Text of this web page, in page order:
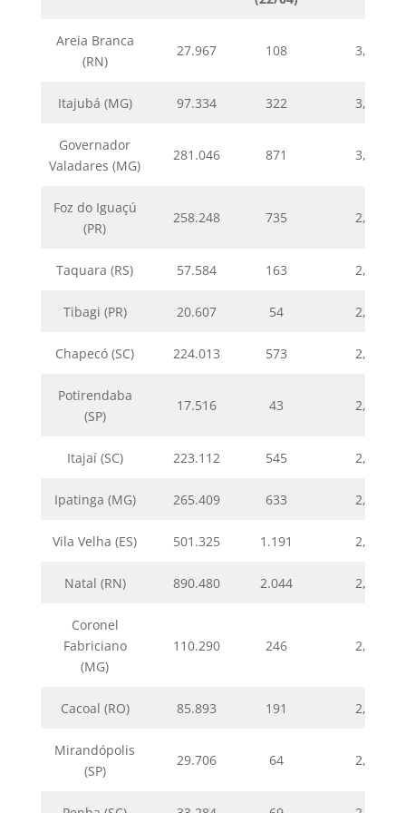
Areia Branca
(RN)
27.967 108 3,86
Itajubá (MG) 97.334 322 3,31
Governador
Valadares (MG)
281.046 871 3,10
Foz do Iguaçú
(PR)
258.248 735 2,85
Taquara (RS) 57.584 163 2,83
Tibagi (PR) 20.607 54 2,62
Chapecó (SC) 224.013 573 2,56
Potirendaba
(SP)
17.516 43 2,45
Itajaí (SC) 223.112 545 2,44
Ipatinga (MG) 265.409 633 2,38
Vila Velha (ES) 501.325 1.191 2,38
Natal (RN) 890.480 2.044 2,30
Coronel
Fabriciano
(MG)
110.290 246 2,23
Cacoal (RO) 85.893 191 2,22
Mirandópolis
(SP)
29.706 64 2,15